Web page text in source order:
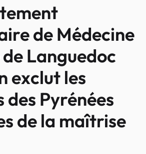
de Médecine
Languedoc
exclut les
des Pyrénées
de la maîtrise